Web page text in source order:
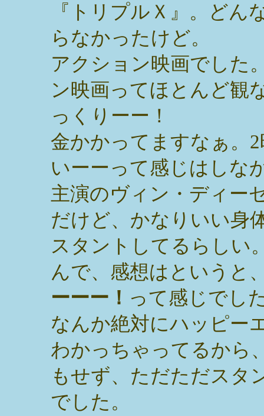
『トリプルＸ』。どん
らなかったけど。
アクション映画でした
ン映画ってほとんど観
っくりーー！
金かかってますなぁ。
いーーって感じはしな
主演のヴィン・ディー
だけど、かなりいい身
スタントしてるらしい
んで、感想はというと
ーーー！ って感じでし
なんか絶対にハッピー
わかっちゃってるから
もせず、ただただスタ
でした。